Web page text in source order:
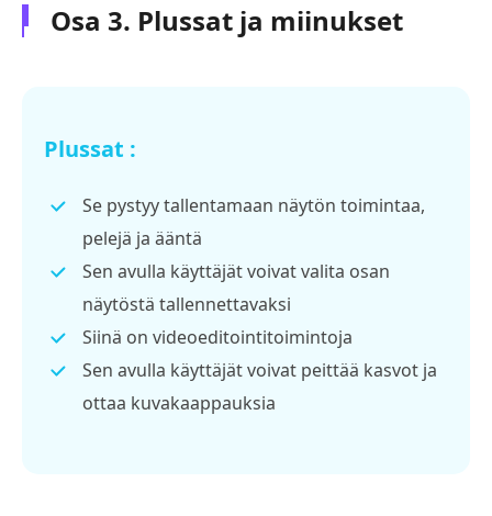
Osa 3. Plussat ja miinukset
Plussat :
Se pystyy tallentamaan näytön toimintaa,
pelejä ja ääntä
Sen avulla käyttäjät voivat valita osan
näytöstä tallennettavaksi
Siinä on videoeditointitoimintoja
Sen avulla käyttäjät voivat peittää kasvot ja
ottaa kuvakaappauksia